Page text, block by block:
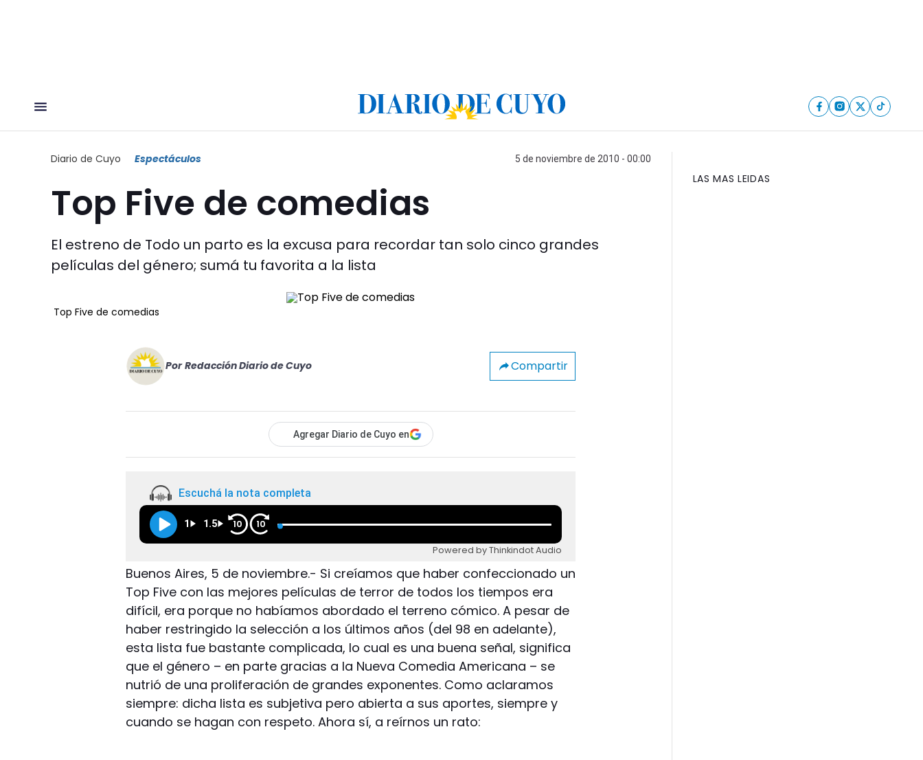
Diario de Cuyo Espectáculos 5 de noviembre de 2010 - 00:00
Top Five de comedias
El estreno de Todo un parto es la excusa para recordar tan solo cinco grandes
películas del género; sumá tu favorita a la lista
Top Five de comedias
Por Redacción Diario de Cuyo Compartir
Agregar Diario de Cuyo en
Escuchá la nota completa
1 1.5 10 10
Powered by Thinkindot Audio
Buenos Aires, 5 de noviembre.- Si creíamos que haber confeccionado un
Top Five con las mejores películas de terror de todos los tiempos era
difícil, era porque no habíamos abordado el terreno cómico. A pesar de
haber restringido la selección a los últimos años (del 98 en adelante),
esta lista fue bastante complicada, lo cual es una buena señal, significa
que el género – en parte gracias a la Nueva Comedia Americana – se
nutrió de una proliferación de grandes exponentes. Como aclaramos
siempre: dicha lista es subjetiva pero abierta a sus aportes, siempre y
cuando se hagan con respeto. Ahora sí, a reírnos un rato:
LAS MAS LEIDAS